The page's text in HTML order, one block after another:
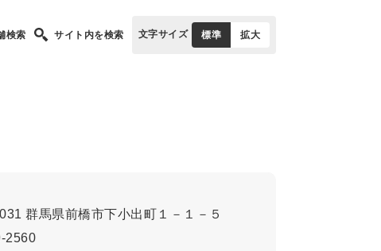
検索 サイト内を検索 文字サイズ 標準 拡大
群馬県前橋市下小出町１－１－５
2560